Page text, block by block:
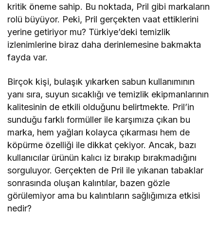
kritik öneme sahip. Bu noktada, Pril gibi markaların
rolü büyüyor. Peki, Pril gerçekten vaat ettiklerini
yerine getiriyor mu? Türkiye’deki temizlik
izlenimlerine biraz daha derinlemesine bakmakta
fayda var.
Birçok kişi, bulaşık yıkarken sabun kullanımının
yanı sıra, suyun sıcaklığı ve temizlik ekipmanlarının
kalitesinin de etkili olduğunu belirtmekte. Pril’in
sunduğu farklı formüller ile karşımıza çıkan bu
marka, hem yağları kolayca çıkarması hem de
köpürme özelliği ile dikkat çekiyor. Ancak, bazı
kullanıcılar ürünün kalıcı iz bırakıp bırakmadığını
sorguluyor. Gerçekten de Pril ile yıkanan tabaklar
sonrasında oluşan kalıntılar, bazen gözle
görülemiyor ama bu kalıntıların sağlığımıza etkisi
nedir?